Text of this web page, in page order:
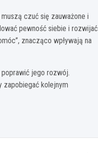
czuć się zauważone i
pewność siebie i rozwijać
znacząco wpływają na
poprawić jego rozwój.
zapobiegać kolejnym